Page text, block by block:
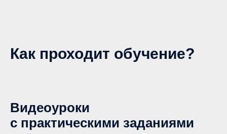
Как проходит обучение?
Видеоуроки
с практическими заданиями